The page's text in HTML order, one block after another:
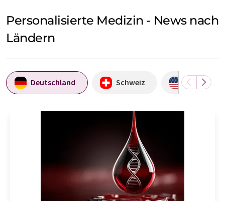
Personalisierte Medizin - News nach
Ländern
Deutschland Schweiz USA